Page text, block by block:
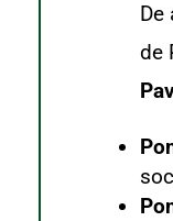
De
de